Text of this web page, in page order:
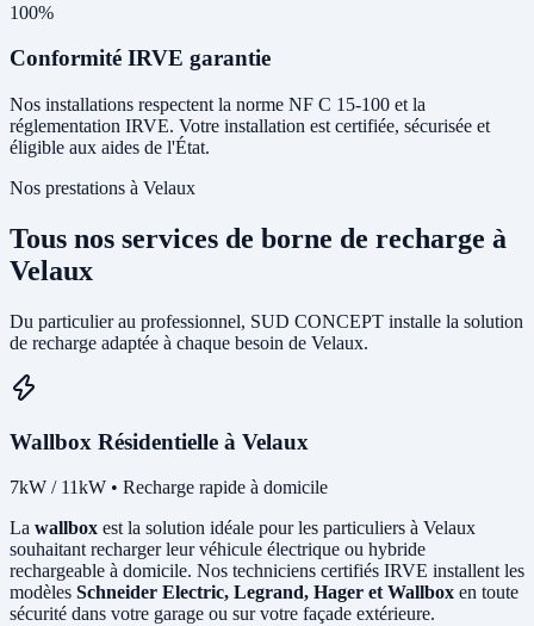
100%
Conformité IRVE garantie
Nos installations respectent la norme NF C 15-100 et la
réglementation IRVE. Votre installation est certifiée, sécurisée et
éligible aux aides de l'État.
Nos prestations à Velaux
Tous nos services de borne de recharge à
Velaux
Du particulier au professionnel, SUD CONCEPT installe la solution
de recharge adaptée à chaque besoin de Velaux.
Wallbox Résidentielle à Velaux
7kW / 11kW • Recharge rapide à domicile
La wallbox est la solution idéale pour les particuliers à Velaux
souhaitant recharger leur véhicule électrique ou hybride
rechargeable à domicile. Nos techniciens certifiés IRVE installent les
modèles Schneider Electric, Legrand, Hager et Wallbox en toute
sécurité dans votre garage ou sur votre façade extérieure.